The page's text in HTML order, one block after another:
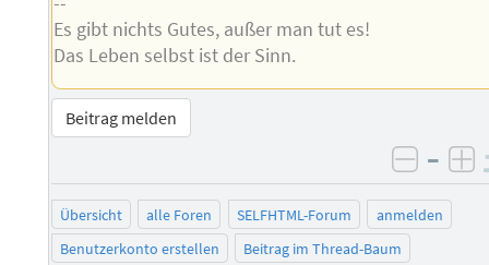
Es gibt nichts Gutes, außer man tut es!
Das Leben selbst ist der Sinn.
Beitrag melden
–
Übersicht alle Foren SELFHTML-Forum
anmelden
Benutzerkonto erstellen
Beitrag im Thread-Baum